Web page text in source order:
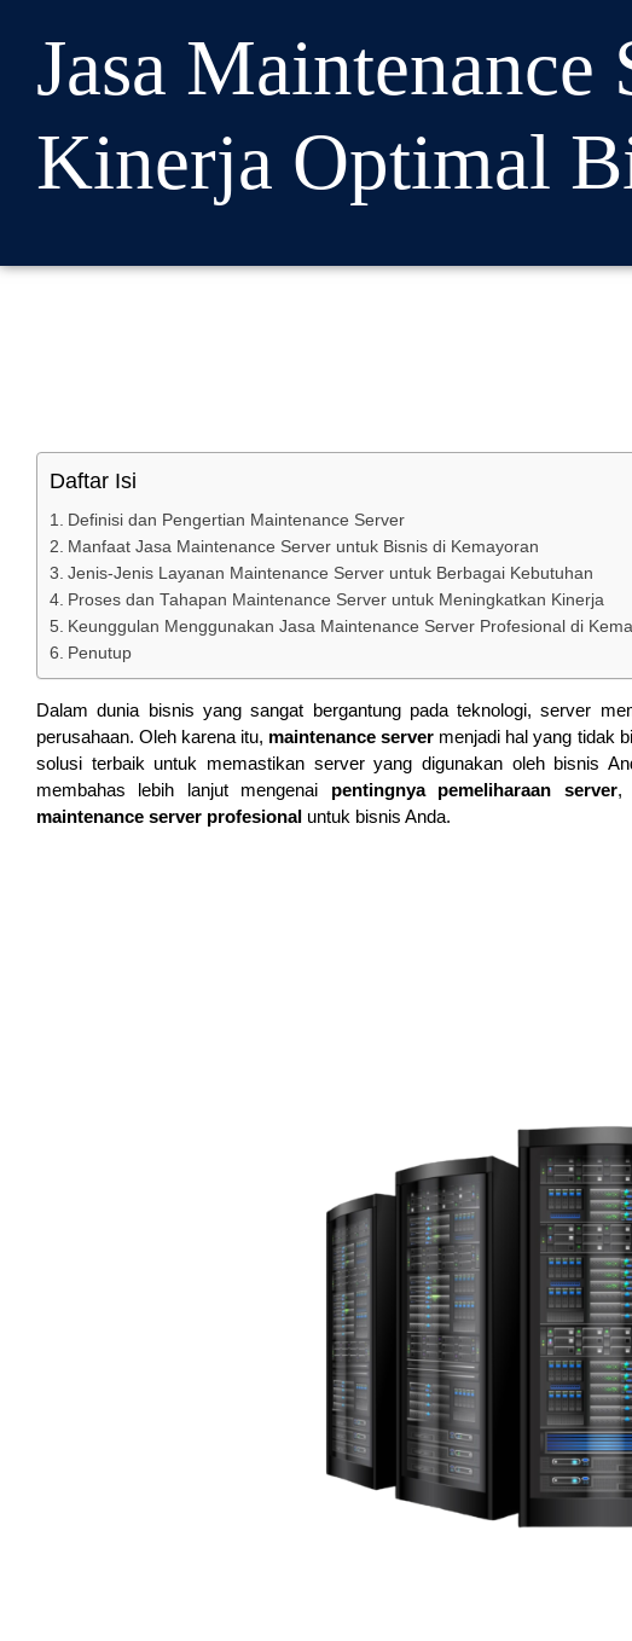
Jasa
Kinerja Optimal
Daftar Isi
Definisi dan Pengertian Maintenance Server
Manfaat Jasa Maintenance Server untuk Bisnis di Kemayoran
Jenis-Jenis Layanan Maintenance Server untuk Berbagai Kebutuhan
Proses dan Tahapan Maintenance Server untuk Meningkatkan Kinerja
Keunggulan Menggunakan Jasa Maintenance Server Profesional di
Penutup
Dalam dunia bisnis yang sangat bergantung pada teknologi, server
perusahaan. Oleh karena itu, maintenance server menjadi hal yang tidak
solusi terbaik untuk memastikan server yang digunakan oleh bisnis
membahas lebih lanjut mengenai pentingnya pemeliharaan server,
maintenance server profesional untuk bisnis Anda.